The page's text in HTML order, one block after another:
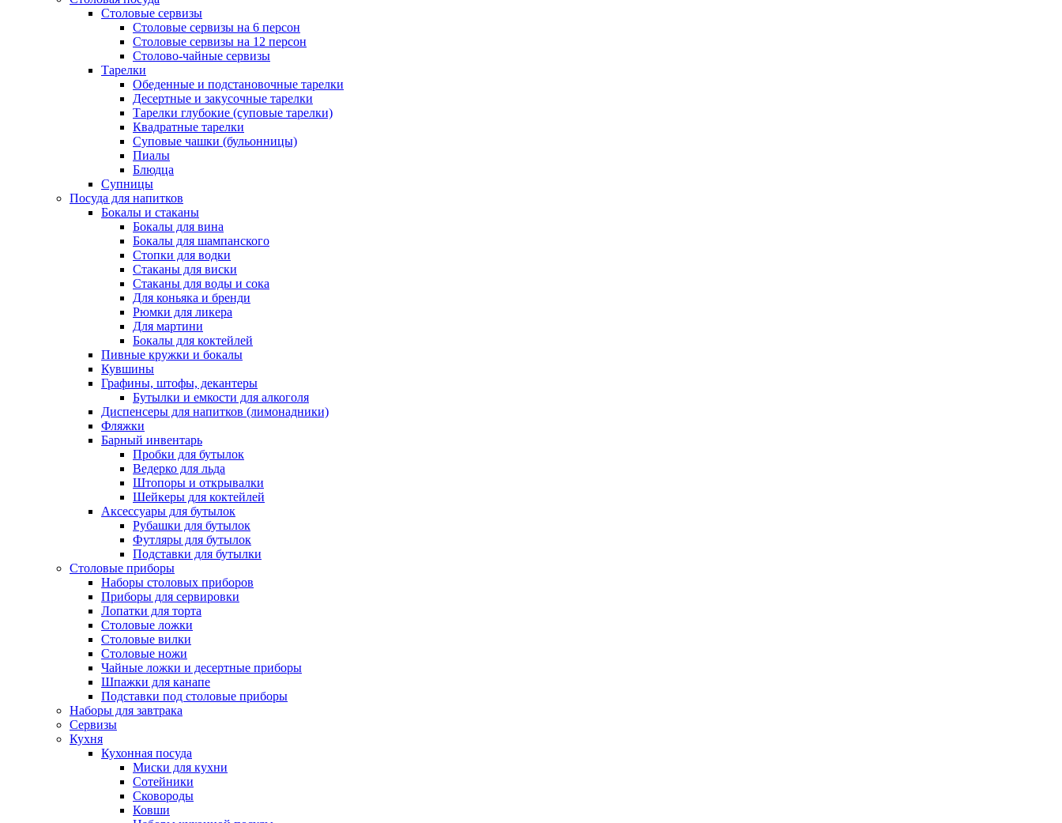
Столовые сервизы
Столовые сервизы на 6 персон
Столовые сервизы на 12 персон
Столово-чайные сервизы
Тарелки
Обеденные и подстановочные тарелки
Десертные и закусочные тарелки
Тарелки глубокие (суповые тарелки)
Квадратные тарелки
Суповые чашки (бульонницы)
Пиалы
Блюдца
Супницы
Посуда для напитков
Бокалы и стаканы
Бокалы для вина
Бокалы для шампанского
Стопки для водки
Стаканы для виски
Стаканы для воды и сока
Для коньяка и бренди
Рюмки для ликера
Для мартини
Бокалы для коктейлей
Пивные кружки и бокалы
Кувшины
Графины, штофы, декантеры
Бутылки и емкости для алкоголя
Диспенсеры для напитков (лимонадники)
Фляжки
Барный инвентарь
Пробки для бутылок
Ведерко для льда
Штопоры и открывалки
Шейкеры для коктейлей
Аксессуары для бутылок
Рубашки для бутылок
Футляры для бутылок
Подставки для бутылки
Столовые приборы
Наборы столовых приборов
Приборы для сервировки
Лопатки для торта
Столовые ложки
Столовые вилки
Столовые ножи
Чайные ложки и десертные приборы
Шпажки для канапе
Подставки под столовые приборы
Наборы для завтрака
Сервизы
Кухня
Кухонная посуда
Миски для кухни
Сотейники
Сковороды
Ковши